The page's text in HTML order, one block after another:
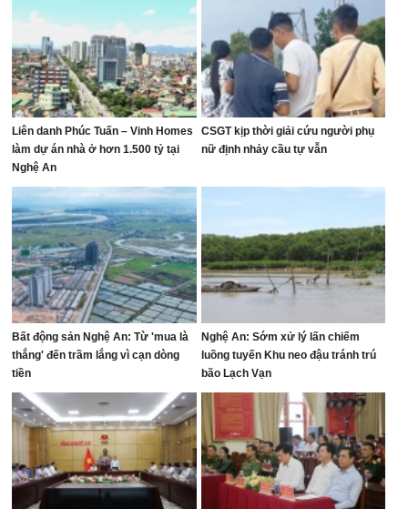
Liên danh Phúc Tuấn – Vinh Homes
làm dự án nhà ở hơn 1.500 tỷ tại
Nghệ An
CSGT kịp thời giải cứu người phụ
nữ định nhảy cầu tự vẫn
Bất động sản Nghệ An: Từ 'mua là
thắng' đến trầm lắng vì cạn dòng
tiền
Nghệ An: Sớm xử lý lấn chiếm
luồng tuyến Khu neo đậu tránh trú
bão Lạch Vạn